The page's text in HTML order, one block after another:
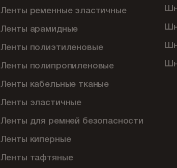
Ленты ременные эластичные
Ленты арамидные
Ленты полиэтиленовые
Ленты полипропиленовые
Ленты кабельные тканые
Ленты эластичные
Ленты для ремней безопасности
Ленты киперные
Ленты тафтяные